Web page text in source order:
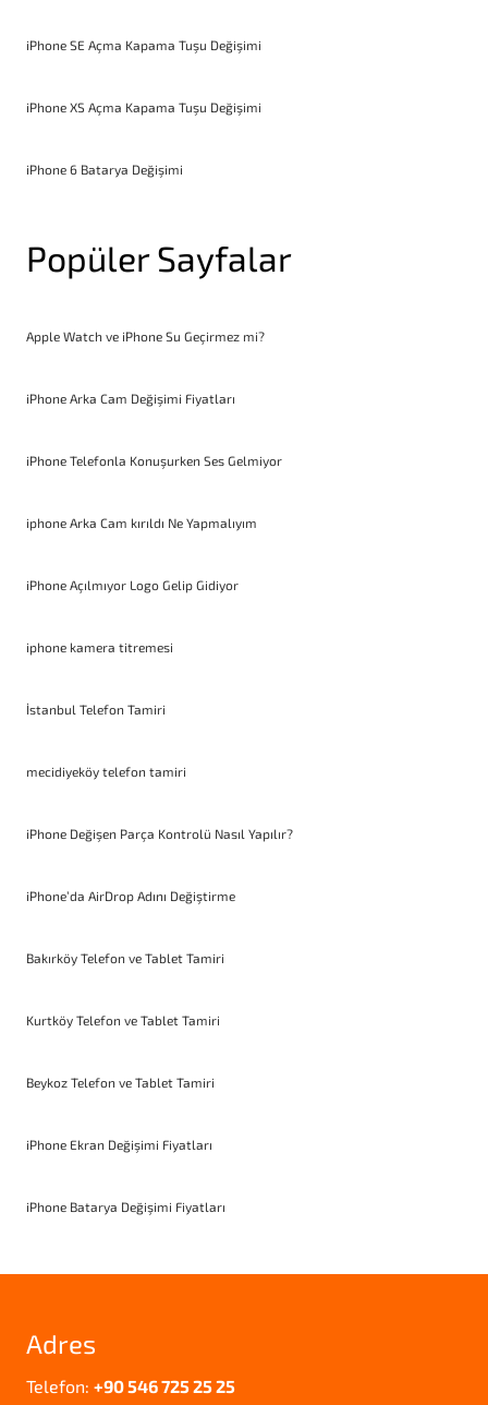
iPhone SE Açma Kapama Tuşu Değişimi
iPhone XS Açma Kapama Tuşu Değişimi
iPhone 6 Batarya Değişimi
Popüler Sayfalar
Apple Watch ve iPhone Su Geçirmez mi?
iPhone Arka Cam Değişimi Fiyatları
iPhone Telefonla Konuşurken Ses Gelmiyor
iphone Arka Cam kırıldı Ne Yapmalıyım
iPhone Açılmıyor Logo Gelip Gidiyor
iphone kamera titremesi
İstanbul Telefon Tamiri
mecidiyeköy telefon tamiri
iPhone Değişen Parça Kontrolü Nasıl Yapılır?
iPhone’da AirDrop Adını Değiştirme
Bakırköy Telefon ve Tablet Tamiri
Kurtköy Telefon ve Tablet Tamiri
Beykoz Telefon ve Tablet Tamiri
iPhone Ekran Değişimi Fiyatları
iPhone Batarya Değişimi Fiyatları
Adres
Telefon: +90 546 725 25 25